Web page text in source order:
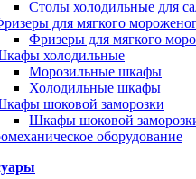
Столы холодильные для
для мягкого
Фризеры для мягкого
холодильные
Mорозильные шкафы
Холодильные шкафы
шоковой заморозки
Шкафы шоковой
оборудование